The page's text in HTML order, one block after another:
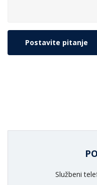
Postavite pitanje
Službeni